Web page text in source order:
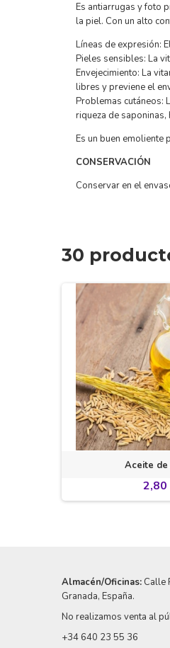
Es antiarrugas y foto
la piel. Con un alto
Líneas de expresión:
Pieles sensibles: La
Envejecimiento: La
libres y previene el
Problemas cutáneos:
riqueza de
Es un buen emoliente
CONSERVACIÓN
Conservar en el
30
Aceite
2,80
Almacén/Oficinas: Calle
Granada, España.
No realizamos venta al
+34 640 23 55 36